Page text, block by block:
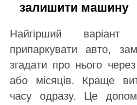
залишити машину
Найгірший
припаркувати авто,
згадати про нього через
або місяців. Краще
часу одразу. Це